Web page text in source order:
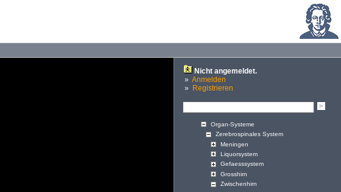
Nicht angemeldet.
» Anmelden
»
Registrieren
Organ-Systeme
Zerebrospinales System
Meningen
Liquorsystem
Gefaesssystem
Grosshirn
Zwischenhirn